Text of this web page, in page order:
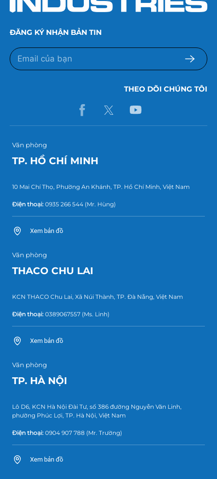
ĐĂNG KÝ NHẬN BẢN TIN
THEO DÕI CHÚNG TÔI
Văn phòng
TP. HỒ CHÍ MINH
10 Mai Chí Thọ, Phường An Khánh, TP. Hồ Chí Minh, Việt Nam
Điện thoại: 0935 266 544 (Mr. Hùng)
Xem bản đồ
Văn phòng
THACO CHU LAI
KCN THACO Chu Lai, Xã Núi Thành, TP. Đà Nẵng, Việt Nam
Điện thoại: 0389067557 (Ms. Linh)
Xem bản đồ
Văn phòng
TP. HÀ NỘI
Lô D6, KCN Hà Nội Đài Tư, số 386 đường Nguyễn Văn Linh,
phường Phúc Lợi, TP. Hà Nội, Việt Nam
Điện thoại: 0904 907 788 (Mr. Trường)
Xem bản đồ